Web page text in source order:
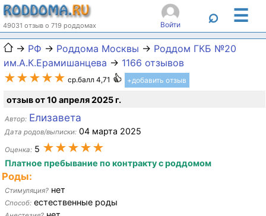
49031 отзыв о 719 роддомах Войти ⌕ ☰
→ РФ → Роддома Москвы → Роддом ГКБ №20
им.А.К.Ерамишанцева → 1166 отзывов
★★★★★ ср.балл 4,71 +добавить отзыв
отзыв от 10 апреля 2025 г.
Автор: Елизавета
Дата родов/выписки: 04 марта 2025
Оценка: 5 ★★★★★
Платное пребывание по контракту с роддомом
Роды:
Стимуляция? нет
Способ: естественные роды